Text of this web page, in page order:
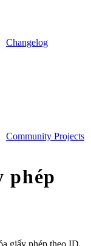
Changelog
Community Projects
phép
giấy phép theo ID